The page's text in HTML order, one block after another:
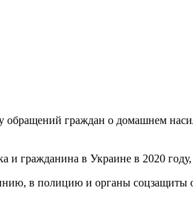
граждан о домашнем
и гражданина в Украине в 2020 году,
в полицию и органы соцзащиты